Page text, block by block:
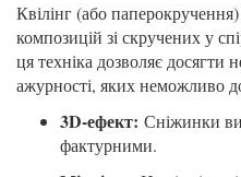
Квілінг (або
композицій зі скручених у
ця техніка дозволяє досягти
ажурності, яких неможливо
3D-ефект: Сніжинки
фактурними.